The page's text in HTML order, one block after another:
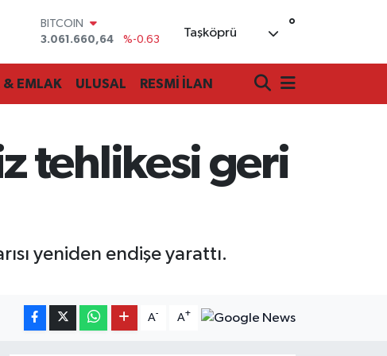
DOLAR
47,6704
%0
STERLİN
64,2143
%0
BİST100
13.799
%70
Taşköprü °
& EMLAK ULUSAL RESMİ İLAN
tehlikesi geri
yeniden endişe yarattı.
A- A+